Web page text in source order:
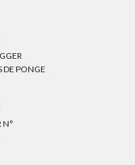
DE PONGE
N°